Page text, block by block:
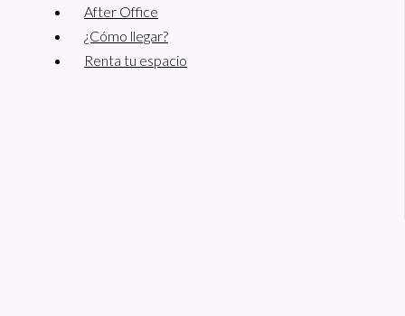
After Office
¿Cómo llegar?
Renta tu espacio